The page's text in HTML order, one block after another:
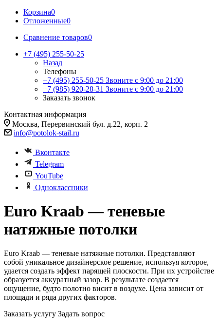
Корзина0
Отложенные0
Сравнение товаров0
+7 (495) 255-50-25
Назад
Телефоны
+7 (495) 255-50-25 Звоните с 9:00 до 21:00
+7 (985) 920-28-31 Звоните с 9:00 до 21:00
Заказать звонок
Контактная информация
Москва, Перервинский бул. д.22, корп. 2
info@potolok-stail.ru
Вконтакте
Telegram
YouTube
Одноклассники
Euro Kraab — теневые
натяжные потолки
Euro Kraab — теневые натяжные потолки. Представляют
собой уникальное дизайнерское решение, используя которое,
удается создать эффект парящей плоскости. При их устройстве
образуется аккуратный зазор. В результате создается
ощущение, будто полотно висит в воздухе. Цена зависит от
площади и ряда других факторов.
Заказать услугу Задать вопрос